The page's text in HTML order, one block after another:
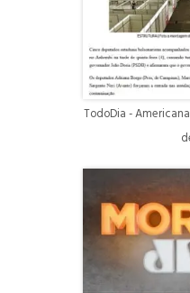
TodoDia -